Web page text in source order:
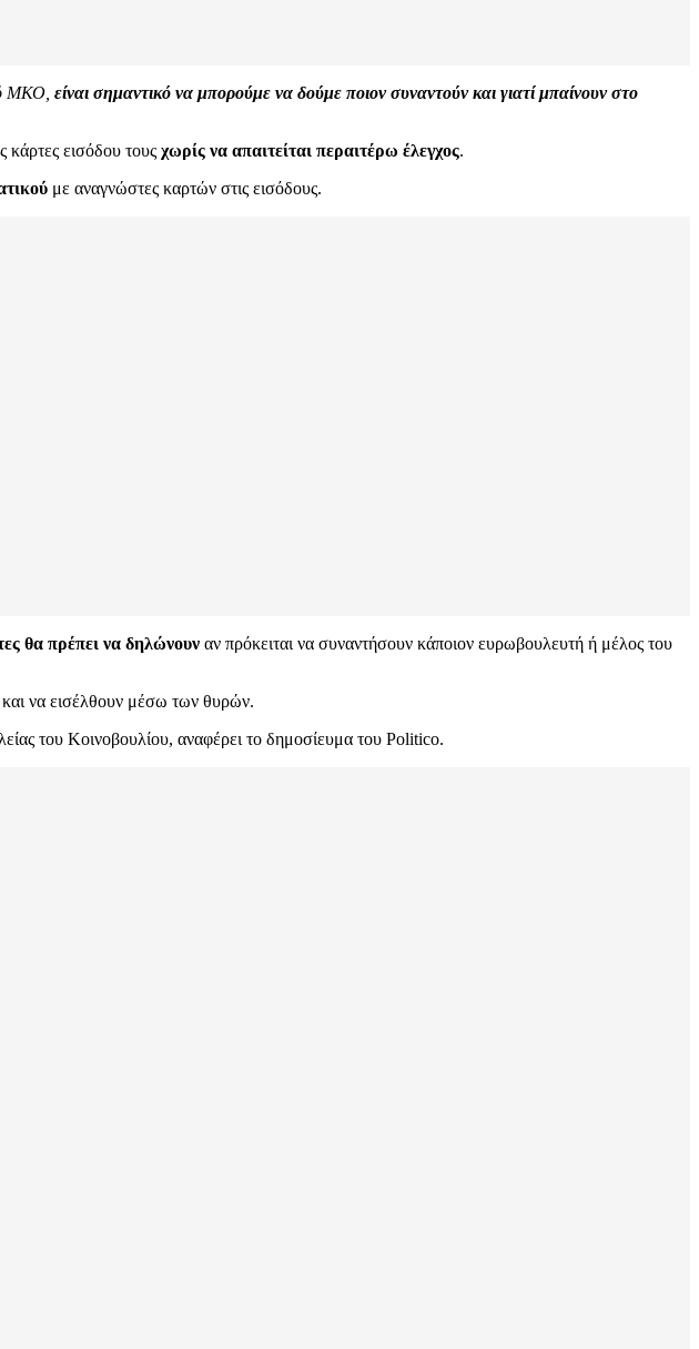
ΜΚΟ, είναι σημαντικό να μπορούμε να δούμε ποιον συναντούν και γιατί μπαίνουν στο
κάρτες εισόδου τους χωρίς να απαιτείται περαιτέρω έλεγχος.
με αναγνώστες καρτών στις εισόδους.
θα πρέπει να δηλώνουν αν πρόκειται να συναντήσουν κάποιον ευρωβουλευτή ή μέλος του
να εισέλθουν μέσω των θυρών.
του Κοινοβουλίου, αναφέρει το δημοσίευμα του Politico.